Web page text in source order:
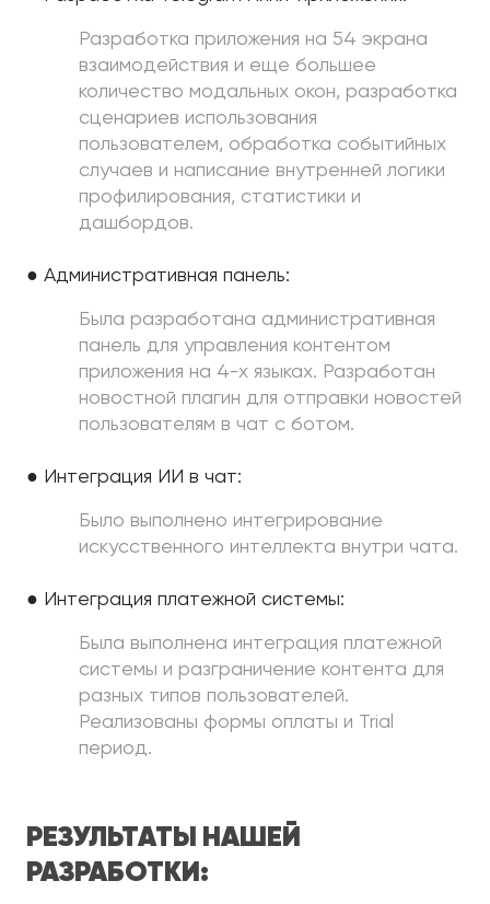
Разработка приложения на 54 экрана
взаимодействия и еще большее
количество модальных окон, разработка
сценариев использования
пользователем, обработка событийных
случаев и написание внутренней логики
профилирования, статистики и
дашбордов.
● Административная панель:
Была разработана административная
панель для управления контентом
приложения на 4-х языках. Разработан
новостной плагин для отправки новостей
пользователям в чат с ботом.
● Интеграция ИИ в чат:
Было выполнено интегрирование
искусственного интеллекта внутри чата.
● Интеграция платежной системы:
Была выполнена интеграция платежной
системы и разграничение контента для
разных типов пользователей.
Реализованы формы оплаты и Trial
период.
РЕЗУЛЬТАТЫ НАШЕЙ
РАЗРАБОТКИ: